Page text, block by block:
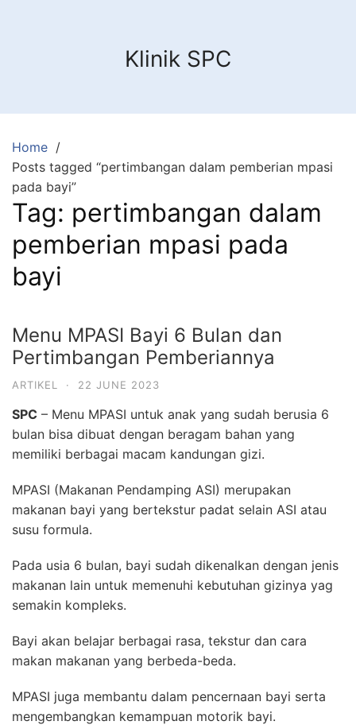
Klinik SPC
Home
Posts tagged “pertimbangan dalam pemberian mpasi
pada bayi”
Tag: pertimbangan dalam
pemberian mpasi pada
bayi
Menu MPASI Bayi 6 Bulan dan
Pertimbangan Pemberiannya
ARTIKEL · 22 JUNE 2023
SPC – Menu MPASI untuk anak yang sudah berusia 6
bulan bisa dibuat dengan beragam bahan yang
memiliki berbagai macam kandungan gizi.
MPASI (Makanan Pendamping ASI) merupakan
makanan bayi yang bertekstur padat selain ASI atau
susu formula.
Pada usia 6 bulan, bayi sudah dikenalkan dengan jenis
makanan lain untuk memenuhi kebutuhan gizinya yag
semakin kompleks.
Bayi akan belajar berbagai rasa, tekstur dan cara
makan makanan yang berbeda-beda.
MPASI juga membantu dalam pencernaan bayi serta
mengembangkan kemampuan motorik bayi.